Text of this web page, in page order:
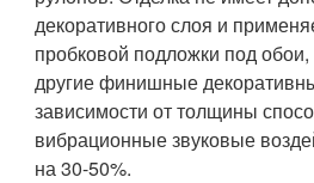
декоративного слоя и
пробковой подложки под
другие финишные
зависимости от толщины
вибрационные звуковые
на 30-50%.